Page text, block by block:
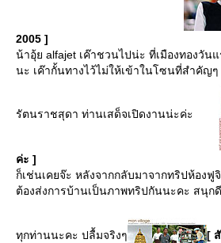
2005 ]
น้าอุ้ย alfajet เค๊าชวนไปน่ะ ที่เมืองทองวัน
นะ เค๊ากั้นทางไว้ไม่ให้เข้าในโซนที่สำคัญๆ
รัตนราชสุดา ท่านเสด็จเปิดงานน่ะค่ะ
ค่ะ ]
ก็เช่นเคยจ๊ะ หลังจากกลับมาจากทริปห้อง
ต้องส่งการบ้านเป็นภาพทริปกันนะคะ สนุก
ทุกท่านนะคะ ปลื้มจริงๆ [